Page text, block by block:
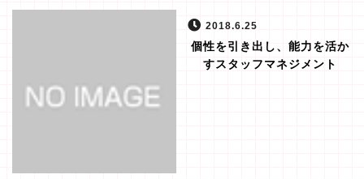
2018.6.25
個性を引き出し、能力を活か
すスタッフマネジメント